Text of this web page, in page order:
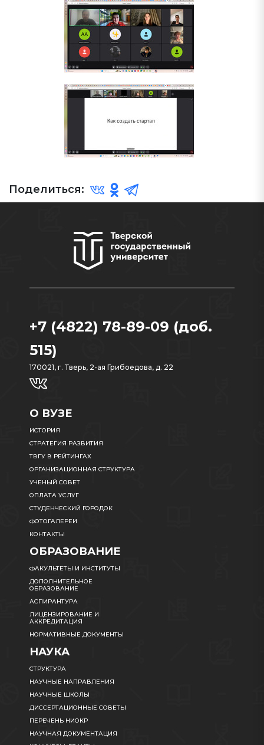
Поделиться:
+7 (4822) 78-89-09 (доб.
515)
170021, г. Тверь, 2-ая Грибоедова, д. 22
О ВУЗЕ
ИСТОРИЯ
СТРАТЕГИЯ РАЗВИТИЯ
ТВГУ В РЕЙТИНГАХ
ОРГАНИЗАЦИОННАЯ СТРУКТУРА
УЧЕНЫЙ СОВЕТ
ОПЛАТА УСЛУГ
СТУДЕНЧЕСКИЙ ГОРОДОК
ФОТОГАЛЕРЕИ
КОНТАКТЫ
ОБРАЗОВАНИЕ
ФАКУЛЬТЕТЫ И ИНСТИТУТЫ
ДОПОЛНИТЕЛЬНОЕ
ОБРАЗОВАНИЕ
АСПИРАНТУРА
ЛИЦЕНЗИРОВАНИЕ И
АККРЕДИТАЦИЯ
НОРМАТИВНЫЕ ДОКУМЕНТЫ
НАУКА
СТРУКТУРА
НАУЧНЫЕ НАПРАВЛЕНИЯ
НАУЧНЫЕ ШКОЛЫ
ДИССЕРТАЦИОННЫЕ СОВЕТЫ
ПЕРЕЧЕНЬ НИОКР
НАУЧНАЯ ДОКУМЕНТАЦИЯ